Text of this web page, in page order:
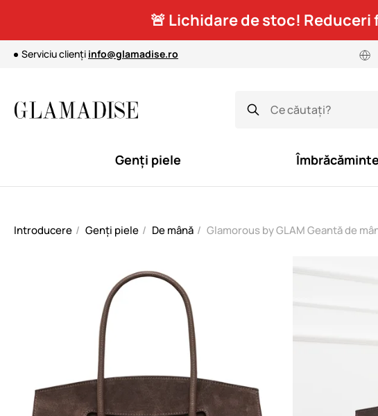
🚨 Lichidare de stoc! Reduceri
Serviciu clienți info@glamadise.ro
Genți piele
Introducere Genți piele De mână Glamorous by GLAM Geantă de